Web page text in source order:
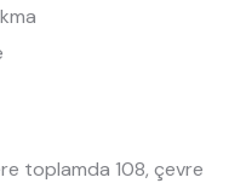
toplamda 108, çevre